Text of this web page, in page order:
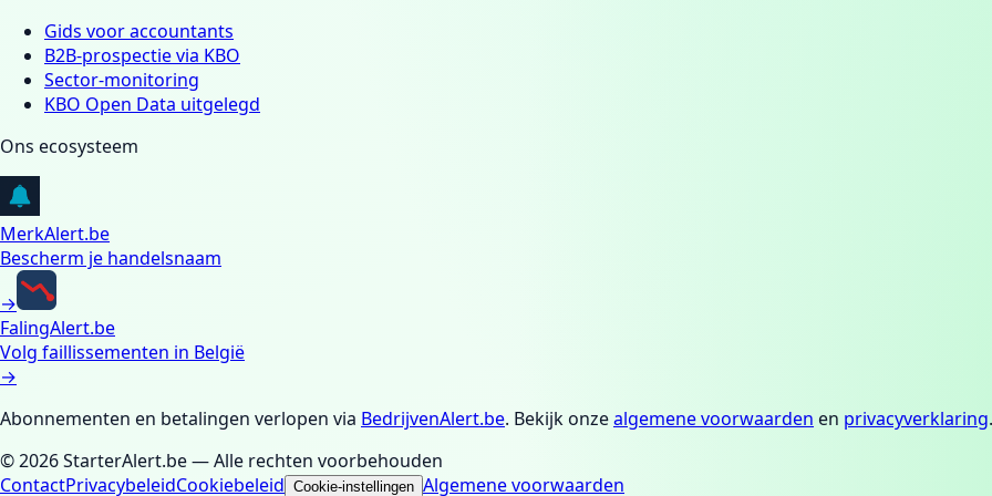
Gids voor accountants
B2B-prospectie via KBO
Sector-monitoring
KBO Open Data uitgelegd
Ons ecosysteem
MerkAlert.be
Bescherm je handelsnaam
→
FalingAlert.be
Volg faillissementen in België
→
Abonnementen en betalingen verlopen via BedrijvenAlert.be. Bekijk onzealgemene voorwaarden en privacyverklaring.
©2026StarterAlert.be — Alle rechten voorbehouden
ContactPrivacybeleidCookiebeleid Cookie-instellingen Algemene voorwaarden